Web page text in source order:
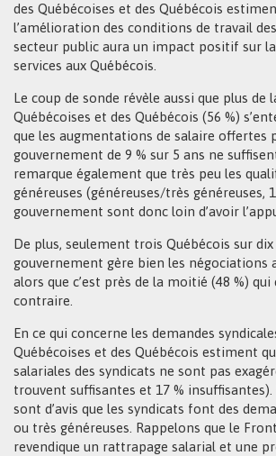
des Québécoises et des Québécois
l’amélioration des conditions de travail
secteur public aura un impact positif sur
services aux Québécois.
Le coup de sonde révèle aussi que plus de
Québécoises et des Québécois (56 %)
que les augmentations de salaire offertes
gouvernement de 9 % sur 5 ans ne
remarque également que très peu les
généreuses (généreuses/très généreuses,
gouvernement sont donc loin d’avoir
De plus, seulement trois Québécois sur dix
gouvernement gère bien les négociations
alors que c’est près de la moitié (48 %) qui
contraire.
En ce qui concerne les demandes
Québécoises et des Québécois estiment
salariales des syndicats ne sont pas
trouvent suffisantes et 17 % insuffisantes).
sont d’avis que les syndicats font des
ou très généreuses. Rappelons que le
revendique un rattrapage salarial et une